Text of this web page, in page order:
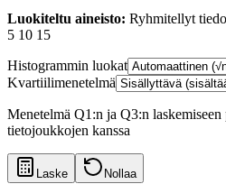
Luokiteltu aineisto: Ryhmitellyt
5 10 15
Histogrammin luokat
Kvartiilimenetelmä
Menetelmä Q1:n ja Q3:n
tietojoukkojen kanssa
Laske Nollaa